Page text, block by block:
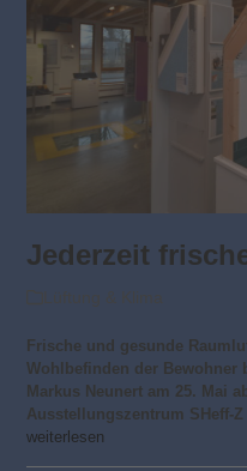
Jederzeit
Frische und gesunde
Wohlbefinden der Bewohner
Markus Neunert am 25. Mai
Ausstellungszentrum SHeff-
weiterlesen